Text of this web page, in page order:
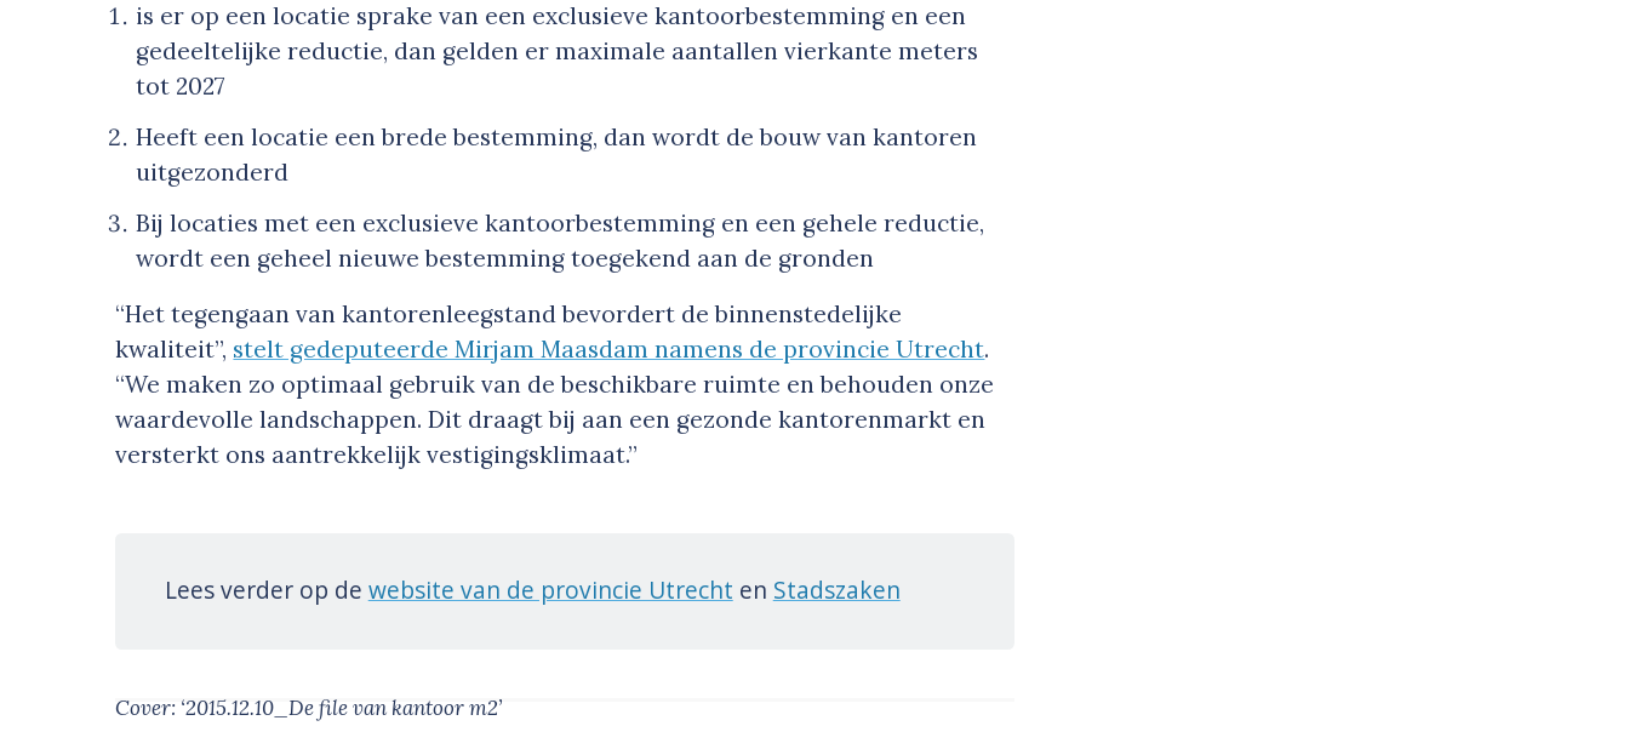
is er op een locatie sprake van een exclusieve kantoorbestemming en een
gedeeltelijke reductie, dan gelden er maximale aantallen vierkante meters
tot 2027
Heeft een locatie een brede bestemming, dan wordt de bouw van kantoren
uitgezonderd
Bij locaties met een exclusieve kantoorbestemming en een gehele reductie,
wordt een geheel nieuwe bestemming toegekend aan de gronden
“Het tegengaan van kantorenleegstand bevordert de binnenstedelijke
kwaliteit”, stelt gedeputeerde Mirjam Maasdam namens de provincie Utrecht.
“We maken zo optimaal gebruik van de beschikbare ruimte en behouden onze
waardevolle landschappen. Dit draagt bij aan een gezonde kantorenmarkt en
versterkt ons aantrekkelijk vestigingsklimaat.”
Lees verder op de website van de provincie Utrecht en Stadszaken
Cover: ‘2015.12.10_De file van kantoor m2’